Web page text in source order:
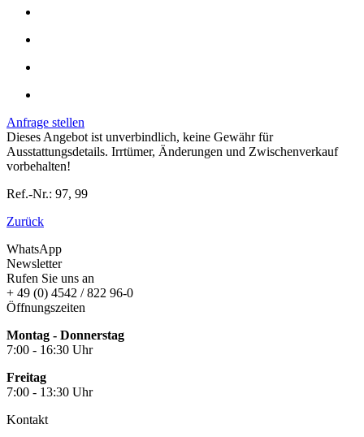
Anfrage stellen
Dieses Angebot ist unverbindlich, keine Gewähr für
Ausstattungsdetails. Irrtümer, Änderungen und Zwischenverkauf
vorbehalten!
Ref.-Nr.: 97, 99
Zurück
WhatsApp
Newsletter
Rufen Sie uns an
+ 49 (0) 4542 / 822 96-0
Öffnungszeiten
Montag - Donnerstag
7:00 - 16:30 Uhr
Freitag
7:00 - 13:30 Uhr
Kontakt